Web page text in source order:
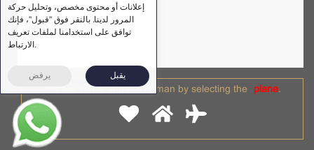
إعلانات أو محتوى مخصص، وتحليل حركة
المرور لدينا. بالنقر فوق "قبول"، فإنك
توافق على استخدامنا لملفات تعريف
الارتباط.
يرفض يقبل
Please prove you are human by selecting the plane.